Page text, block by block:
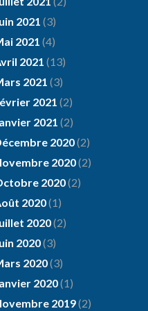
2021 (3)
2021 (4)
2021 (13)
2021 (3)
2021 (2)
2021 (2)
2020(2)
2020(2)
2020(2)
2020(1)
2020(2)
2020(3)
2020(3)
2020(1)
2019(2)